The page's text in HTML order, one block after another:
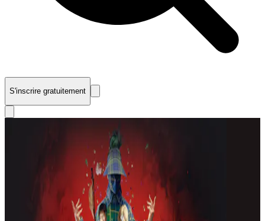
S'inscrire gratuitement